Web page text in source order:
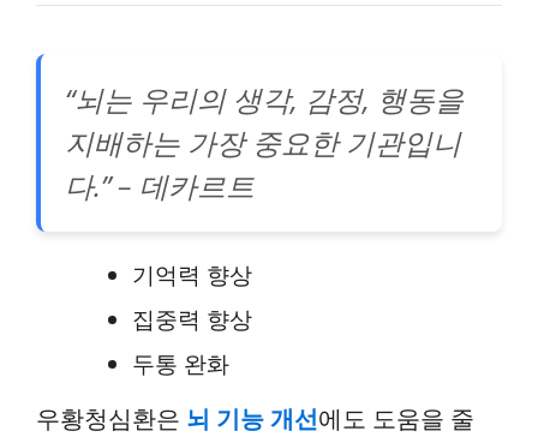
“뇌는 우리의 생각, 감정, 행동을
지배하는 가장 중요한 기관입니
다.” – 데카르트
기억력 향상
집중력 향상
두통 완화
우황청심환은 뇌 기능 개선에도 도움을 줄